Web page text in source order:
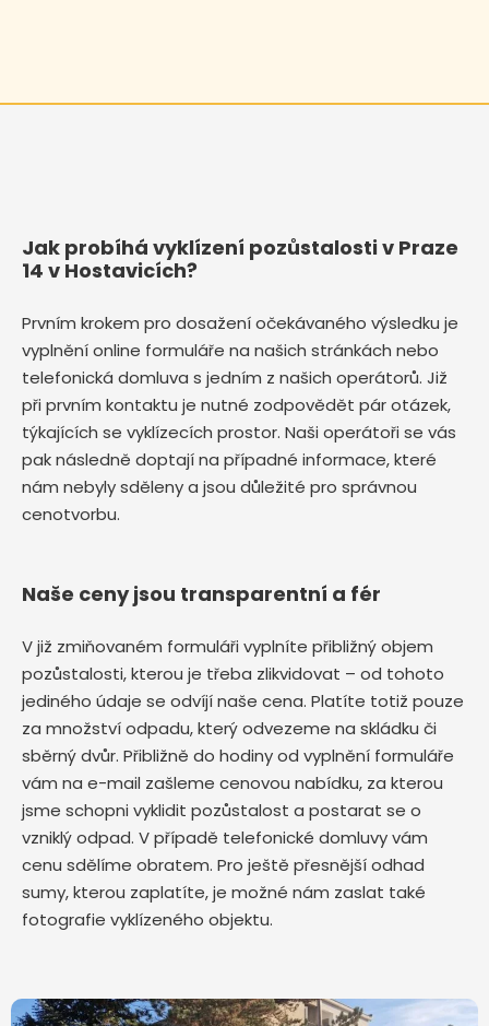
Jak probíhá vyklízení pozůstalosti v Praze
14 v Hostavicích?
Prvním krokem pro dosažení očekávaného výsledku je
vyplnění online formuláře na našich stránkách nebo
telefonická domluva s jedním z našich operátorů. Již
při prvním kontaktu je nutné zodpovědět pár otázek,
týkajících se vyklízecích prostor. Naši operátoři se vás
pak následně doptají na případné informace, které
nám nebyly sděleny a jsou důležité pro správnou
cenotvorbu.
Naše ceny jsou transparentní a fér
V již zmiňovaném formuláři vyplníte přibližný objem
pozůstalosti, kterou je třeba zlikvidovat – od tohoto
jediného údaje se odvíjí naše cena. Platíte totiž pouze
za množství odpadu, který odvezeme na skládku či
sběrný dvůr. Přibližně do hodiny od vyplnění formuláře
vám na e-mail zašleme cenovou nabídku, za kterou
jsme schopni vyklidit pozůstalost a postarat se o
vzniklý odpad. V případě telefonické domluvy vám
cenu sdělíme obratem. Pro ještě přesnější odhad
sumy, kterou zaplatíte, je možné nám zaslat také
fotografie vyklízeného objektu.